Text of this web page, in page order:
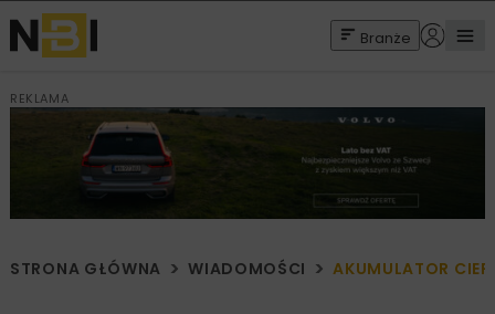
Branże
REKLAMA
STRONA GŁÓWNA WIADOMOŚCI AKUMULATOR